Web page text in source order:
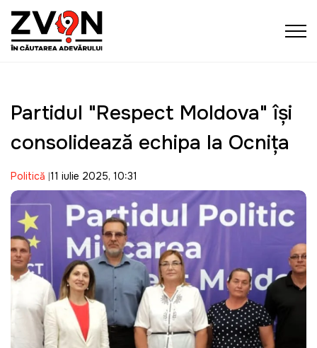
Partidul "Respect Moldova" își
consolidează echipa la Ocnița
Politică 11 iulie 2025, 10:31